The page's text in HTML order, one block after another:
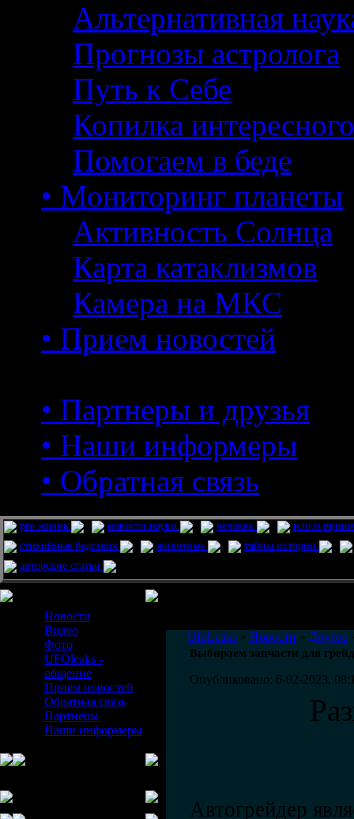
Альтернативная
Прогнозы астролога
Путь к Себе
Копилка интересного
Помогаем в беде
• Мониторинг планеты
Активность Солнца
Карта катаклизмов
Камера на МКС
• Прием новостей
• Партнеры и друзья
• Наши информеры
• Обратная связь
pro жизнь новости науки человек
нло и
стихийные бедствия
животные
тайны истории
авторские статьи
Новости
Видео
Фото
UFOleaks -
общение
Прием новостей
Обратная связь
Партнеры
Наши информеры
UfoLeaks » Новости » Другое
Выбираем запчасти для
Опубликовано: 6-02-2023,
Автогрейдер